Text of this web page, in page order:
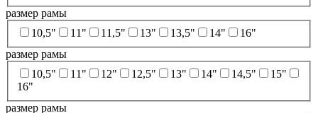
размер рамы
10,5"
11" 11,5" 13" 13,5" 14"
16"
размер рамы
10,5"
11" 12" 12,5" 13" 14" 14,5"
15"
16"
размер рамы